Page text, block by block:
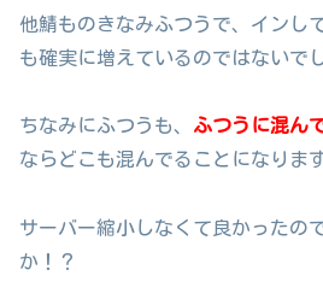
他鯖ものきなみふつうで、インし
も確実に増えているのではないで
ちなみにふつうも、 ふつうに混ん
ならどこも混んでることになります
サーバー縮小しなくて良かったの
か！？